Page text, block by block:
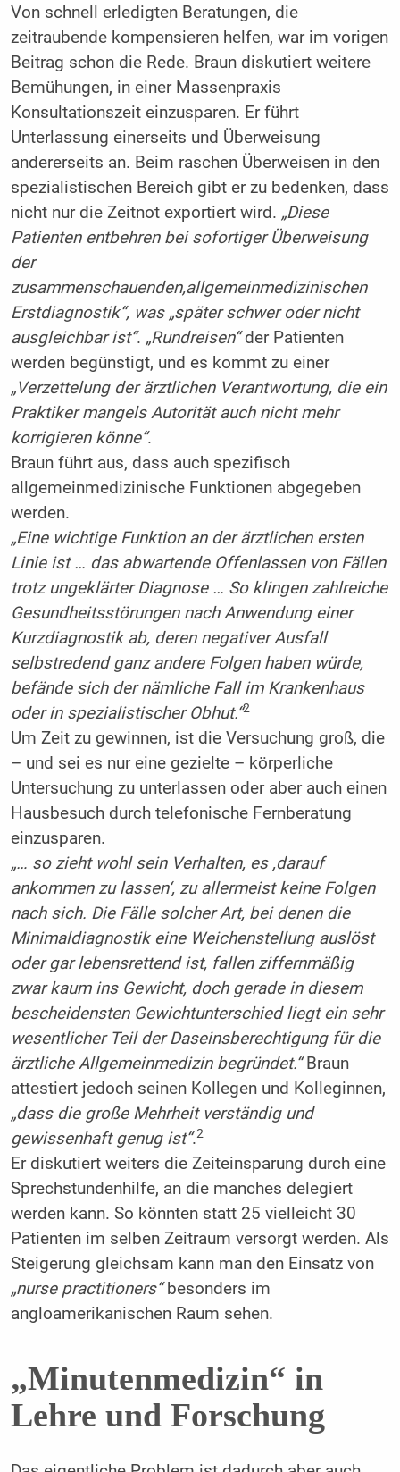
Von schnell erledigten Beratungen, die
zeitraubende kompensieren helfen, war im vorigen
Beitrag schon die Rede. Braun diskutiert weitere
Bemühungen, in einer Massenpraxis
Konsultationszeit einzusparen. Er führt
Unterlassung einerseits und Überweisung
andererseits an. Beim raschen Überweisen in den
spezialistischen Bereich gibt er zu bedenken, dass
nicht nur die Zeitnot exportiert wird. „Diese
Patienten entbehren bei sofortiger Überweisung
der
zusammenschauenden,allgemeinmedizinischen
Erstdiagnostik“, was „später schwer oder nicht
ausgleichbar ist“. „Rundreisen“der Patienten
werden begünstigt, und es kommt zu einer
„Verzettelung der ärztlichen Verantwortung, die ein
Praktiker mangels Autorität auch nicht mehr
korrigieren könne“.
Braun führt aus, dass auch spezifisch
allgemeinmedizinische Funktionen abgegeben
werden.
„Eine wichtige Funktion an der ärztlichen ersten
Linie ist … das abwartende Offenlassen von Fällen
trotz ungeklärter Diagnose … So klingen zahlreiche
Gesundheitsstörungen nach Anwendung einer
Kurzdiagnostik ab, deren negativer Ausfall
selbstredend ganz andere Folgen haben würde,
befände sich der nämliche Fall im Krankenhaus
oder in spezialistischer Obhut.“2
Um Zeit zu gewinnen, ist die Versuchung groß, die
– und sei es nur eine gezielte – körperliche
Untersuchung zu unterlassen oder aber auch einen
Hausbesuch durch telefonische Fernberatung
einzusparen.
„… so zieht wohl sein Verhalten, es ,darauf
ankommen zu lassen‘, zu allermeist keine Folgen
nach sich. Die Fälle solcher Art, bei denen die
Minimaldiagnostik eine Weichenstellung auslöst
oder gar lebensrettend ist, fallen ziffernmäßig
zwar kaum ins Gewicht, doch gerade in diesem
bescheidensten Gewichtunterschied liegt ein sehr
wesentlicher Teil der Daseinsberechtigung für die
ärztliche Allgemeinmedizin begründet.“Braun
attestiert jedoch seinen Kollegen und Kolleginnen,
„dass die große Mehrheit verständig und
gewissenhaft genug ist“.2
Er diskutiert weiters die Zeiteinsparung durch eine
Sprechstundenhilfe, an die manches delegiert
werden kann. So könnten statt 25 vielleicht 30
Patienten im selben Zeitraum versorgt werden. Als
Steigerung gleichsam kann man den Einsatz von
„nurse practitioners“besonders im
angloamerikanischen Raum sehen.
„Minutenmedizin“ in
Lehre und Forschung